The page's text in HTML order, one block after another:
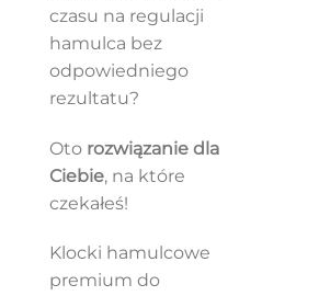
czasu na regulacji
hamulca bez
odpowiedniego
rezultatu?
Oto rozwiązanie dla
Ciebie, na które
czekałeś!
Klocki hamulcowe
premium do